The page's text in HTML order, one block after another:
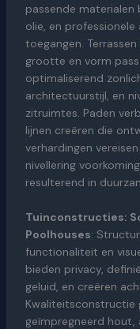
passende
olie, en
toegangen.
grootte en vorm
optimaliserend
architectuurstijl, en
zitruimtes. Paden
lijnen creëren die
verhardingen
nivellering
resulterend in
Tuinconstructies:
Poolhouses:
functionaliteit en
bieden privacy,
geluid, en creëren
Kwaliteitsconstructie
geïmpregneerd hout,